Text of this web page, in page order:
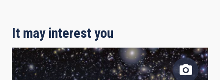
It may interest you